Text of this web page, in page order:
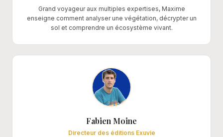
Grand voyageur aux multiples expertises, Maxime
enseigne comment analyser une végétation, décrypter un
sol et comprendre un écosystème vivant.
Fabien Moine
Directeur des éditions Exuvie